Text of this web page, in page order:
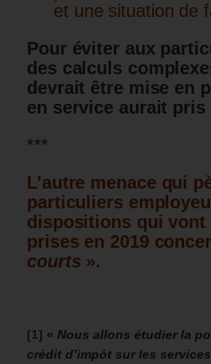
et une situation de
Pour éviter aux
des calculs
devrait être mise en
en service aurait pris
***
L’autre menace qui
particuliers
dispositions qui vont
prises en 2019
courts ».
[1] « Nous allons étudier la
crédit d’impôt sur les